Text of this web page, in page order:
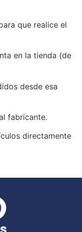
que realice el
en la tienda (de
desde esa
fabricante.
directamente